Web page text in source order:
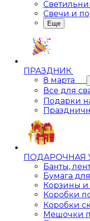
Свечи и
Еще
ПРАЗДНИК
8 марта
Все для
Подарки
ПОДАРОЧНАЯ
Банты,
Бумага
Корзины и
Коробки
Коробки
Мешочки